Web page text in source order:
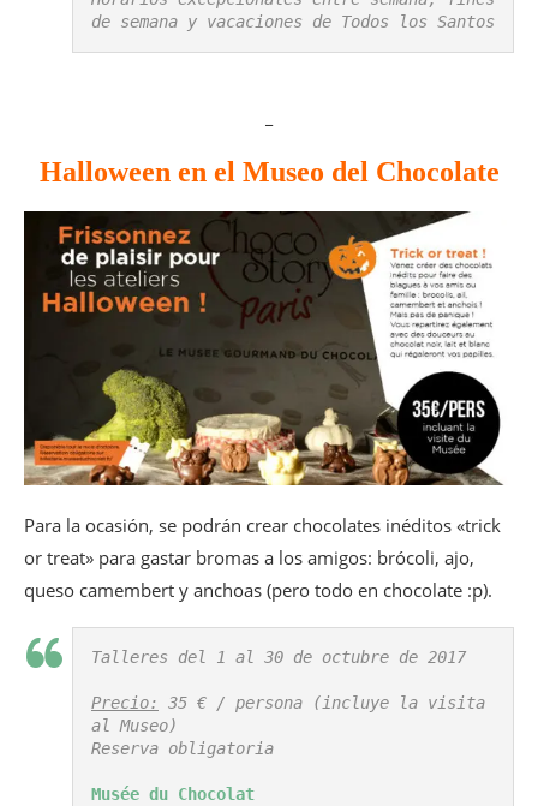
de semana y vacaciones de Todos los Santos
Halloween en el Museo del Chocolate
Para la ocasión, se podrán crear chocolates inéditos «trick
or treat» para gastar bromas a los amigos: brócoli, ajo,
queso camembert y anchoas (pero todo en chocolate :p).
Talleres del 1 al 30 de octubre de 2017
Precio:
35 € / persona (incluye la visita
al Museo)
Reserva obligatoria
Musée du Chocolat